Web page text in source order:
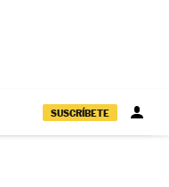
SUSCRÍBETE